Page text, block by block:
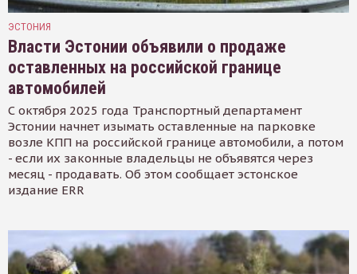
ЭСТОНИЯ
Власти Эстонии объявили о продаже
оставленных на российской границе
автомобилей
С октября 2025 года Транспортный департамент
Эстонии начнет изымать оставленные на парковке
возле КПП на российской границе автомобили, а потом
- если их законные владельцы не объявятся через
месяц - продавать. Об этом сообщает эстонское
издание ERR